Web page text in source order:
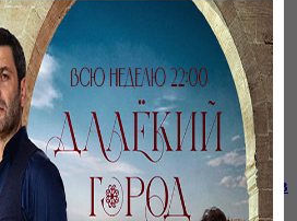
стран СНГ? | Роль Казахстана в